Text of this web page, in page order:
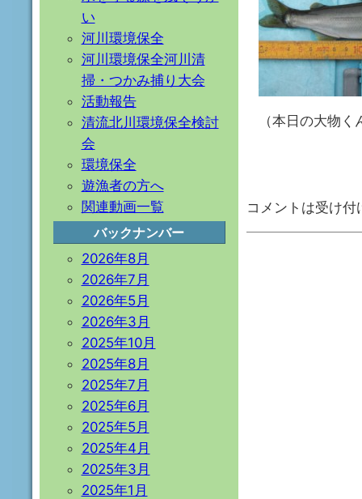
（本日の大物
コメントは受け付
い
河川環境保全
河川環境保全河川清
掃・つかみ捕り大会
活動報告
清流北川環境保全検討
会
環境保全
遊漁者の方へ
関連動画一覧
バックナンバー
2026年8月
2026年7月
2026年5月
2026年3月
2025年10月
2025年8月
2025年7月
2025年6月
2025年5月
2025年4月
2025年3月
2025年1月